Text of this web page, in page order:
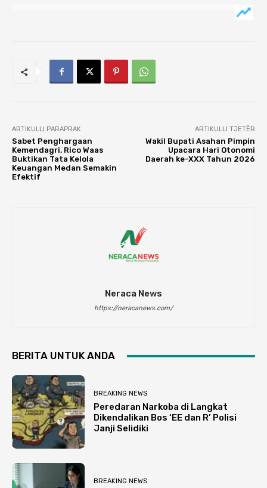
ARTIKULLI PARAPRAK
Sabet Penghargaan
Kemendagri, Rico Waas
Buktikan Tata Kelola
Keuangan Medan Semakin
Efektif
ARTIKULLI TJETËR
Wakil Bupati Asahan Pimpin
Upacara Hari Otonomi
Daerah ke-XXX Tahun 2026
Neraca News
https://neracanews.com/
BERITA UNTUK ANDA
BREAKING NEWS
Peredaran Narkoba di Langkat
Dikendalikan Bos ‘EE dan R’ Polisi
Janji Selidiki
BREAKING NEWS